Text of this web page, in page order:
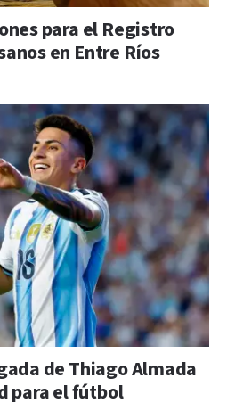
para el Registro
en Entre Ríos
de Thiago Almada
para el fútbol